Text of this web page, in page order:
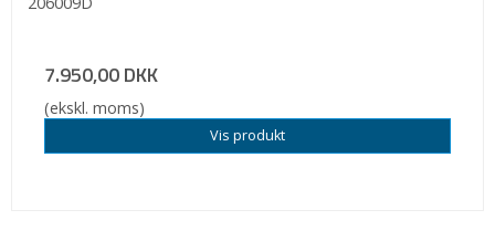
7.950,00 DKK
(ekskl. moms)
Vis produkt